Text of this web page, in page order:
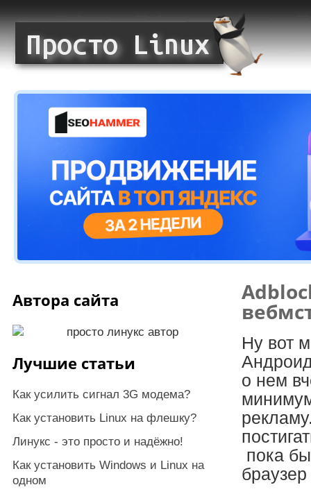
Ну вот
о нем
пока
Автора сайта
Лучшие статьи
Как усилить сигнал 3G модема?
Как установить Linux на флешку?
Линукс - это просто и надёжно!
Как установить Windows и Linux на
одном